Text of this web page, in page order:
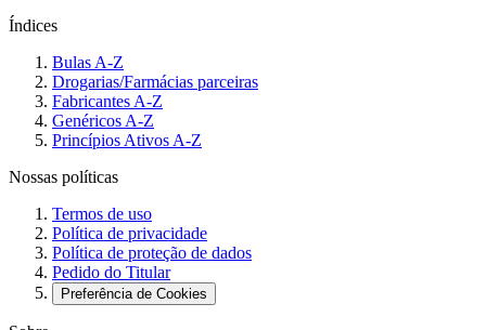
Índices
Bulas A-Z
Drogarias/Farmácias parceiras
Fabricantes A-Z
Genéricos A-Z
Princípios Ativos A-Z
Nossas políticas
Termos de uso
Política de privacidade
Política de proteção de dados
Pedido do Titular
Preferência de Cookies